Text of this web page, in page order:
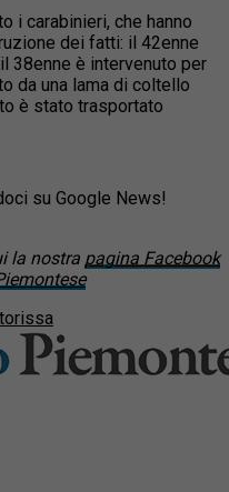
i carabinieri, che hanno
dei fatti: il 42enne
38enne è intervenuto per
da una lama di coltello
è stato trasportato
su Google News!
la nostra pagina Facebook
rissa